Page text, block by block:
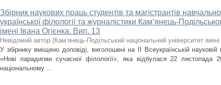
Збірник наукових праць студентів та магістрантів
української філології та журналістики Кам’янець-
імені Івана Огієнка. Вип. 13
Невідомий автор (Кам’янець-Подільський національний університет
У збірнику вміщено доповіді, виголошені на ІІ Всеукраїнській
«Нові парадигми сучасної філології», яка відбулася 22 листопада
національному ...